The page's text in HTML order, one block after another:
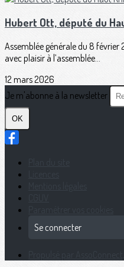
Hubert Ott, député du
Assemblée générale du 8
avec plaisir à l’assemblée...
12 mars 2026
Je m'abonne à la newsletter
OK
Se connecter